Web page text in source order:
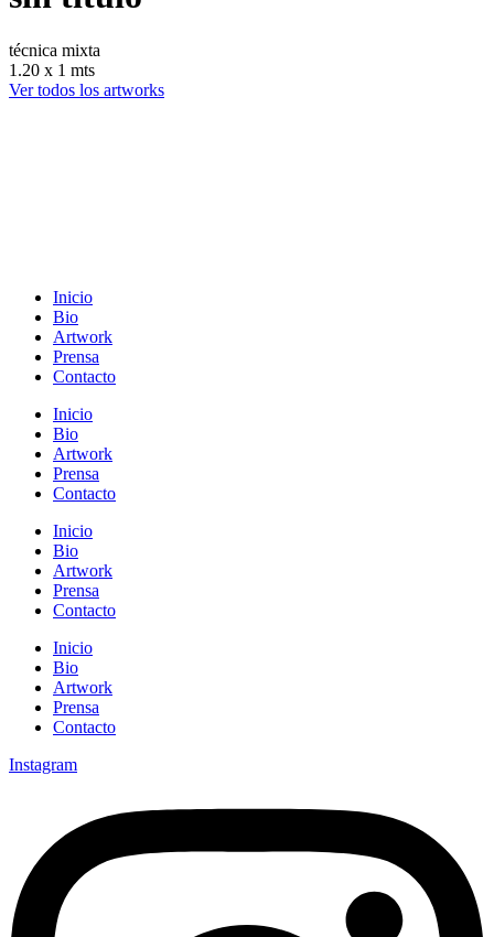
técnica mixta
1.20 x 1 mts
Ver todos los artworks
Inicio
Bio
Artwork
Prensa
Contacto
Inicio
Bio
Artwork
Prensa
Contacto
Inicio
Bio
Artwork
Prensa
Contacto
Inicio
Bio
Artwork
Prensa
Contacto
Instagram